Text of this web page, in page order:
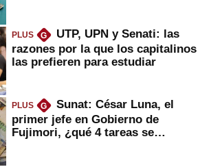
PLUS G
UTP, UPN y Senati: las
razones por la que los capitalinos
las prefieren para estudiar
PLUS G
Sunat: César Luna, el
primer jefe en Gobierno de
Fujimori, ¿qué 4 tareas se